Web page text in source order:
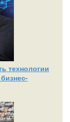
технологии